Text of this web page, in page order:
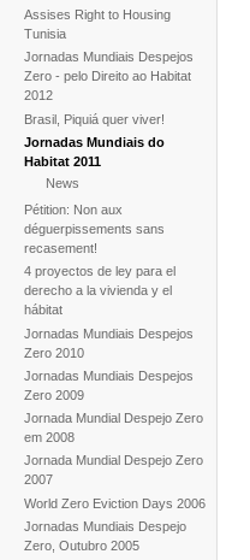
Assises Right to Housing
Tunisia
Jornadas Mundiais Despejos
Zero - pelo Direito ao Habitat
2012
Brasil, Piquiá quer viver!
Jornadas Mundiais do
Habitat 2011
News
Pétition: Non aux
déguerpissements sans
recasement!
4 proyectos de ley para el
derecho a la vivienda y el
hábitat
Jornadas Mundiais Despejos
Zero 2010
Jornadas Mundiais Despejos
Zero 2009
Jornada Mundial Despejo Zero
em 2008
Jornada Mundial Despejo Zero
2007
World Zero Eviction Days 2006
Jornadas Mundiais Despejo
Zero, Outubro 2005